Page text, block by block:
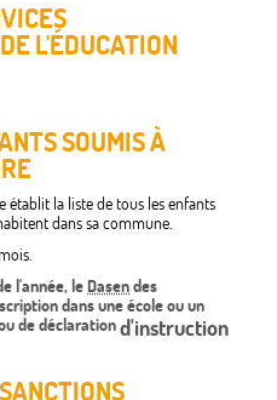
L'ÉDUCATION
SOUMIS À
établit la liste de tous les enfants
dans sa commune.
l'année, leDasendes
dans une école ou un
de déclarationd'instruction